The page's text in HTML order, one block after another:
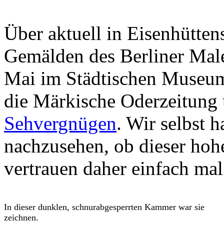
Über aktuell in
Gemälden des Berliner
Mai im Städtischen
die Märkische
Sehvergnügen. Wir selbst
nachzusehen, ob dieser
vertrauen daher einfach
In dieser dunklen, schnurabgesperrten Kammer war sie
zeichnen.